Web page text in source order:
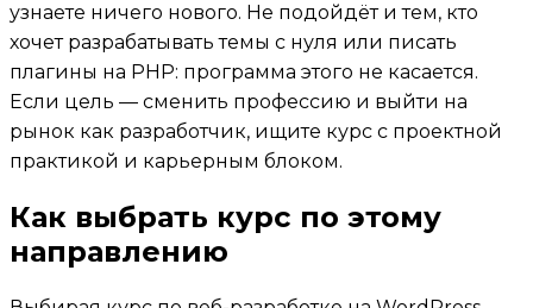
узнаете ничего нового. Не подойдёт и тем, кто
хочет разрабатывать темы с нуля или писать
плагины на PHP: программа этого не касается.
Если цель — сменить профессию и выйти на
рынок как разработчик, ищите курс с проектной
практикой и карьерным блоком.
Как выбрать курс по этому
направлению